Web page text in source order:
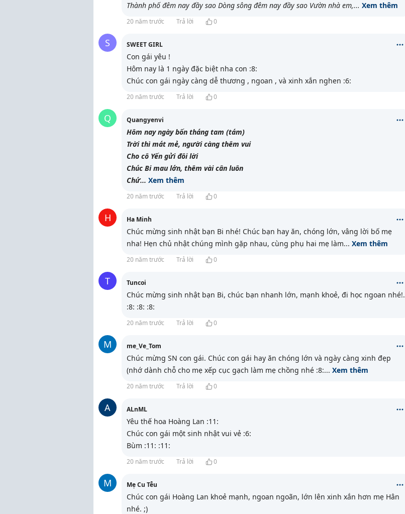
Thành phố đêm nay đầy sao Dòng sông đêm nay đầy sao Vườn nhà em,... Xem thêm
20 năm trước Trả lời 0
S SWEET GIRL
Con gái yêu !
Hôm nay là 1 ngày đặc biệt nha con :8:
Chúc con gái ngày càng dễ thương , ngoan , và xinh xắn nghen :6:
20 năm trước Trả lời 0
Q Quangyenvi
Hôm nay ngày bốn tháng tam (tám)
Trời thì mát mẻ, người càng thêm vui
Cho cô Yến gửi đôi lời
Chúc Bi mau lớn, thêm vài cân luôn
Chứ... Xem thêm
20 năm trước Trả lời 0
H Ha Minh
Chúc mừng sinh nhật bạn Bi nhé! Chúc bạn hay ăn, chóng lớn, vâng lời bố mẹ
nha! Hẹn chủ nhật chúng mình gặp nhau, cùng phụ hai mẹ làm... Xem thêm
20 năm trước Trả lời 0
T Tuncoi
Chúc mừng sinh nhật bạn Bi, chúc bạn nhanh lớn, mạnh khoẻ, đi học ngoan nhé!.
:8: :8: :8:
20 năm trước Trả lời 0
M me_Ve_Tom
Chúc mừng SN con gái. Chúc con gái hay ăn chóng lớn và ngày càng xinh đẹp
(nhớ dành chỗ cho mẹ xếp cục gạch làm mẹ chồng nhé :8:... Xem thêm
20 năm trước Trả lời 0
A ALnML
Yêu thế hoa Hoàng Lan :11:
Chúc con gái một sinh nhật vui vẻ :6:
Bùm :11: :11:
20 năm trước Trả lời 0
M Mẹ Cu Tễu
Chúc con gái Hoàng Lan khoẻ mạnh, ngoan ngoãn, lớn lên xinh xắn hơn mẹ Hân
nhé. ;)